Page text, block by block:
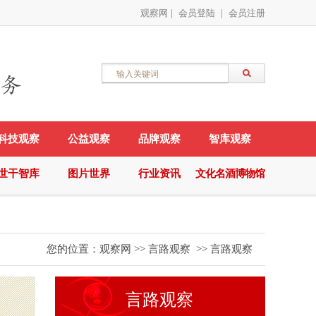
观察网 会员登陆 会员注册
技观察 公益观察 品牌观察 智库观察
干智库 图片世界 行业资讯 文化名酒博物馆
您的位置： 观察网 >> 言路观察 >> 言路观察
言路观察